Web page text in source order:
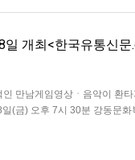
개최<한국유통신문
만남게임영상ㆍ음악이 환타
(금) 오후 7시 30분 강동문화